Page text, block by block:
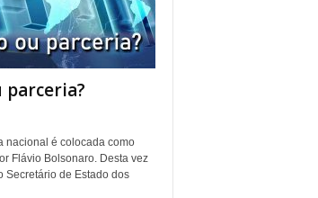
parceria?
nacional é colocada como
Flávio Bolsonaro. Desta vez
Secretário de Estado dos